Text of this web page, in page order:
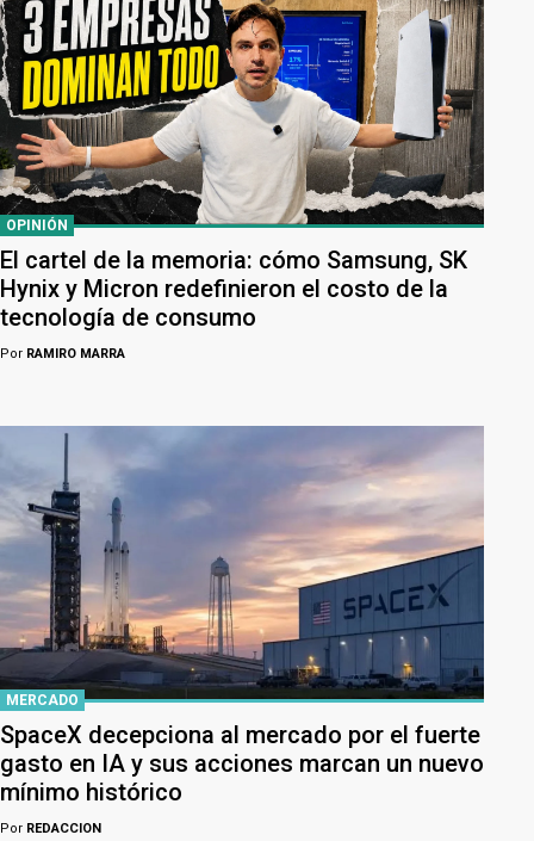
OPINIÓN
El cartel de la memoria: cómo Samsung, SK
Hynix y Micron redefinieron el costo de la
tecnología de consumo
Por RAMIRO MARRA
MERCADO
SpaceX decepciona al mercado por el fuerte
gasto en IA y sus acciones marcan un nuevo
mínimo histórico
Por REDACCION